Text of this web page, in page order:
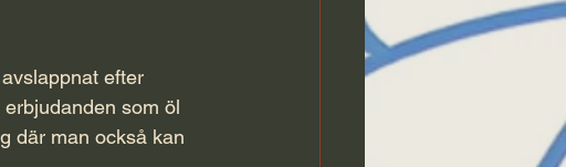
efter
som öl
där man också kan